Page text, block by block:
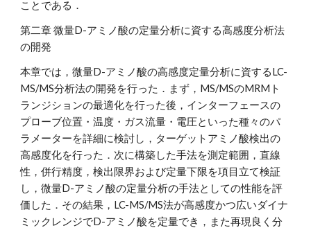
ことである．
第二章 微量D-アミノ酸の定量分析に資する高感度分析法
の開発
本章では，微量D-アミノ酸の高感度定量分析に資するLC-
MS/MS分析法の開発を行った．まず，MS/MSのMRMト
ランジションの最適化を行った後，インターフェースの
プローブ位置・温度・ガス流量・電圧といった種々のパ
ラメーターを詳細に検討し，ターゲットアミノ酸検出の
高感度化を行った．次に構築した手法を測定範囲，直線
性，併行精度，検出限界および定量下限を項目立て検証
し，微量D-アミノ酸の定量分析の手法としての性能を評
価した．その結果，LC-MS/MS法が高感度かつ広いダイナ
ミックレンジでD-アミノ酸を定量でき，また再現良く分